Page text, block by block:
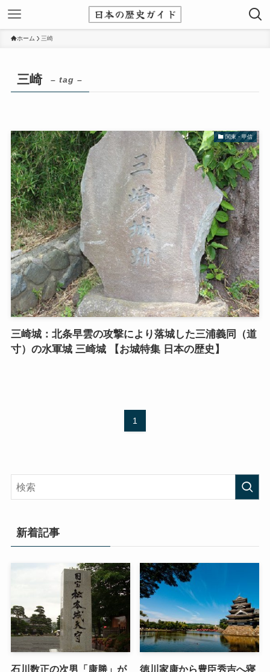
ホーム 三崎
三崎 – tag –
関東・甲信
三崎城：北条早雲の攻撃により落城した三浦義同（道
寸）の水軍城 三崎城 【お城特集 日本の歴史】
1
新着記事
石川数正の次男「康勝」が
徳川家康から豊臣秀吉へ寝